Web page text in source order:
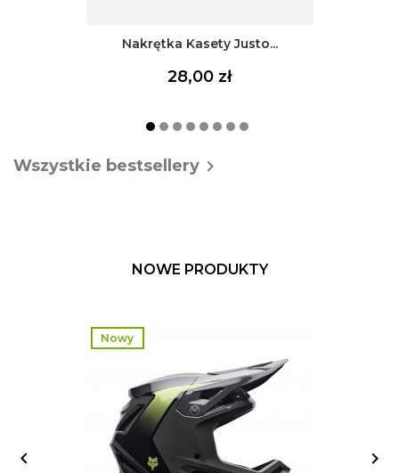
Nakrętka Kasety Justo...
Cena
28,00 zł
Wszystkie bestsellery 
NOWE PRODUKTY
Nowy
 